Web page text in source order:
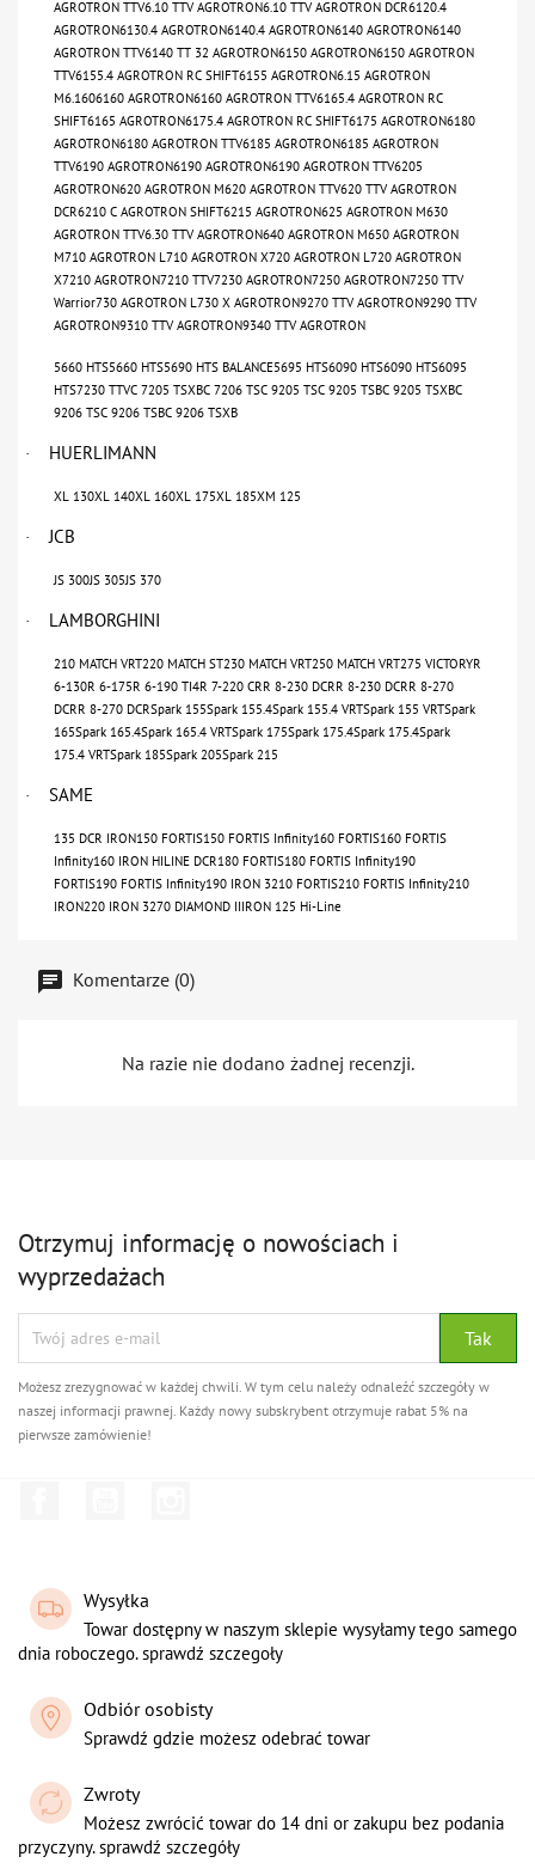
AGROTRON TTV6.10 TTV AGROTRON6.10 TTV AGROTRON DCR6120.4
AGROTRON6130.4 AGROTRON6140.4 AGROTRON6140 AGROTRON6140
AGROTRON TTV6140 TT 32 AGROTRON6150 AGROTRON6150 AGROTRON
TTV6155.4 AGROTRON RC SHIFT6155 AGROTRON6.15 AGROTRON
M6.1606160 AGROTRON6160 AGROTRON TTV6165.4 AGROTRON RC
SHIFT6165 AGROTRON6175.4 AGROTRON RC SHIFT6175 AGROTRON6180
AGROTRON6180 AGROTRON TTV6185 AGROTRON6185 AGROTRON
TTV6190 AGROTRON6190 AGROTRON6190 AGROTRON TTV6205
AGROTRON620 AGROTRON M620 AGROTRON TTV620 TTV AGROTRON
DCR6210 C AGROTRON SHIFT6215 AGROTRON625 AGROTRON M630
AGROTRON TTV6.30 TTV AGROTRON640 AGROTRON M650 AGROTRON
M710 AGROTRON L710 AGROTRON X720 AGROTRON L720 AGROTRON
X7210 AGROTRON7210 TTV7230 AGROTRON7250 AGROTRON7250 TTV
Warrior730 AGROTRON L730 X AGROTRON9270 TTV AGROTRON9290 TTV
AGROTRON9310 TTV AGROTRON9340 TTV AGROTRON
5660 HTS5660 HTS5690 HTS BALANCE5695 HTS6090 HTS6090 HTS6095
HTS7230 TTVC 7205 TSXBC 7206 TSC 9205 TSC 9205 TSBC 9205 TSXBC
9206 TSC 9206 TSBC 9206 TSXB
· HUERLIMANN
XL 130XL 140XL 160XL 175XL 185XM 125
· JCB
JS 300JS 305JS 370
· LAMBORGHINI
210 MATCH VRT220 MATCH ST230 MATCH VRT250 MATCH VRT275 VICTORYR
6-130R 6-175R 6-190 TI4R 7-220 CRR 8-230 DCRR 8-230 DCRR 8-270
DCRR 8-270 DCRSpark 155Spark 155.4Spark 155.4 VRTSpark 155 VRTSpark
165Spark 165.4Spark 165.4 VRTSpark 175Spark 175.4Spark 175.4Spark
175.4 VRTSpark 185Spark 205Spark 215
· SAME
135 DCR IRON150 FORTIS150 FORTIS Infinity160 FORTIS160 FORTIS
Infinity160 IRON HILINE DCR180 FORTIS180 FORTIS Infinity190
FORTIS190 FORTIS Infinity190 IRON 3210 FORTIS210 FORTIS Infinity210
IRON220 IRON 3270 DIAMOND IIIRON 125 Hi-Line
Komentarze (0)
Na razie nie dodano żadnej recenzji.
Otrzymuj informację o nowościach i
wyprzedażach
Możesz zrezygnować w każdej chwili. W tym celu należy odnaleźć szczegóły w
naszej informacji prawnej. Każdy nowy subskrybent otrzymuje rabat 5% na
pierwsze zamówienie!
Wysyłka
Towar dostępny w naszym sklepie wysyłamy tego samego
dnia roboczego. sprawdź szczegoły
Odbiór osobisty
Sprawdź gdzie możesz odebrać towar
Zwroty
Możesz zwrócić towar do 14 dni or zakupu bez podania
przyczyny. sprawdź szczegóły